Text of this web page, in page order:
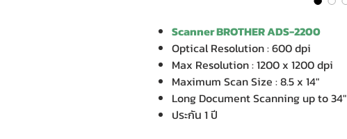
Scanner BROTHER ADS-2200
Optical Resolution : 600 dpi
Max Resolution : 1200 x 1200 dpi
Maximum Scan Size : 8.5 x 14"
Long Document Scanning up to 34"
ประกัน 1 ปี